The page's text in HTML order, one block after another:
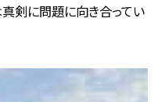
剣に問題に向き合ってい